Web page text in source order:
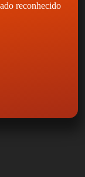
reconhecido